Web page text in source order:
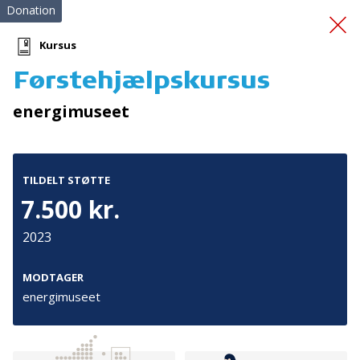
Effektiv stressreduktion
Donation
Kursus
Førstehjælpskursus
energimuseet
TILDELT STØTTE
7.500 kr.
2023
MODTAGER
energimuseet
Tilmeld nyhedsbrev
De seneste nyheder om TrygFondens og TryghedsGruppens
aktiviteter direkte i din indbakke.
Tilmeld